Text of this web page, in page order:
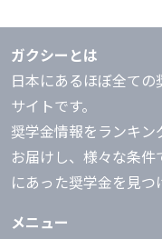
ガクシーとは
日本にあるほぼ全て
サイトです。
奨学金情報をランキ
お届けし、様々な条
にあった奨学金を見つ
メニュー